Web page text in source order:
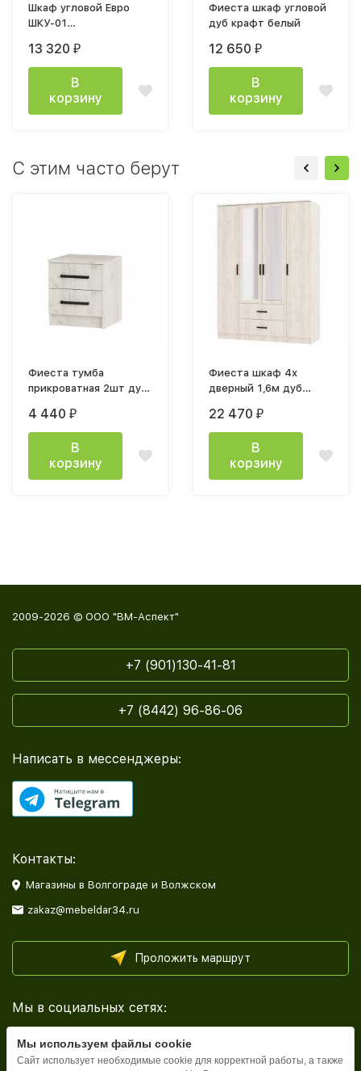
Шкаф угловой Евро
ШКУ-01
крафт золтой / белый
13 320 ₽
В
корзину
Фиеста шкаф угловой
дуб крафт белый
12 650 ₽
В
корзину
С этим часто берут
Фиеста тумба
прикроватная 2шт дуб
4 440 ₽
В
корзину
Фиеста шкаф 4х
дверный 1,6м дуб
22 470 ₽
В
корзину
2009-2026 © ООО "ВМ-Аспект"
+7 (901)130-41-81
+7 (8442) 96-86-06
Написать в мессенджеры:
Контакты:
Магазины в Волгограде и Волжском
zakaz@mebeldar34.ru
Проложить маршрут
Мы в социальных сетях:
Мы используем файлы cookie
Сайт использует необходимые cookie для корректной работы, а также